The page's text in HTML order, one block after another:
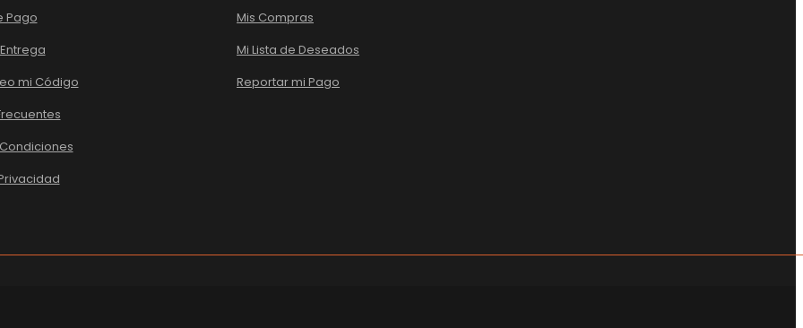
Pago
mi Código
Mis Compras
Mi Lista de Deseados
Reportar mi Pago